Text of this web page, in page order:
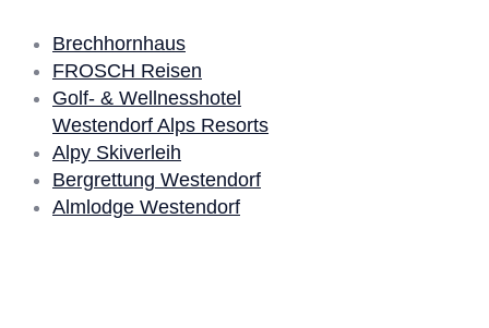
Brechhornhaus
FROSCH Reisen
Golf- & Wellnesshotel
Westendorf Alps Resorts
Alpy Skiverleih
Bergrettung Westendorf
Almlodge Westendorf